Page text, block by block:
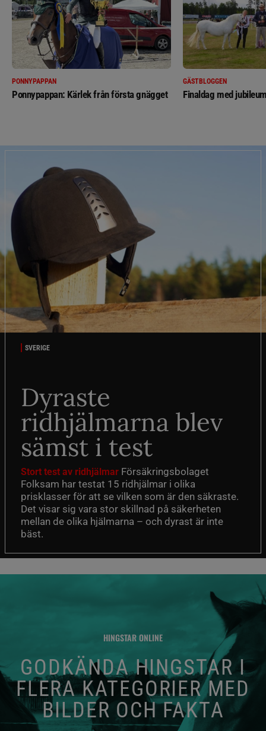
PONNYPAPPAN
Ponnypappan: Kärlek från första gnägget
GÄSTBLOGGEN
Finaldag med
SVERIGE
Dyraste
ridhjälmarna blev
sämst i test
Stort test av ridhjälmar Försäkringsbolaget
Folksam har testat 15 ridhjälmar i olika
prisklasser för att se vilken som är den säkraste.
Det visar sig vara stor skillnad på säkerheten
mellan de olika hjälmarna – och dyrast är inte
bäst.
HINGSTAR ONLINE
GODKÄNDA HINGSTAR I
FLERA KATEGORIER MED
BILDER OCH FAKTA